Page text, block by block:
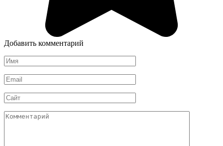
Добавить комментарий
Имя
*
Email
*
Сайт
Комментарий